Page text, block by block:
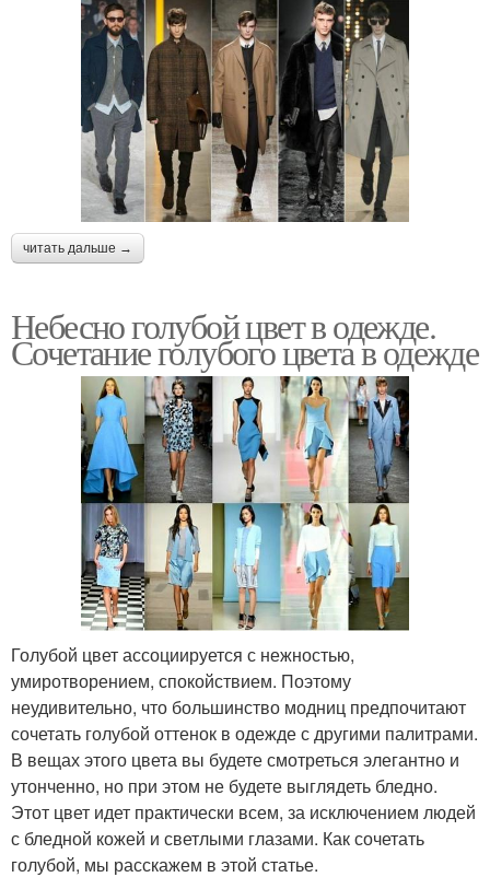
читать дальше →
Небесно голубой цвет в одежде.
Сочетание голубого цвета в одежде
Голубой цвет ассоциируется с нежностью,
умиротворением, спокойствием. Поэтому
неудивительно, что большинство модниц предпочитают
сочетать голубой оттенок в одежде с другими палитрами.
В вещах этого цвета вы будете смотреться элегантно и
утонченно, но при этом не будете выглядеть бледно.
Этот цвет идет практически всем, за исключением людей
с бледной кожей и светлыми глазами. Как сочетать
голубой, мы расскажем в этой статье.